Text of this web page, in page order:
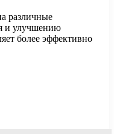
различные
и улучшению
более эффективно